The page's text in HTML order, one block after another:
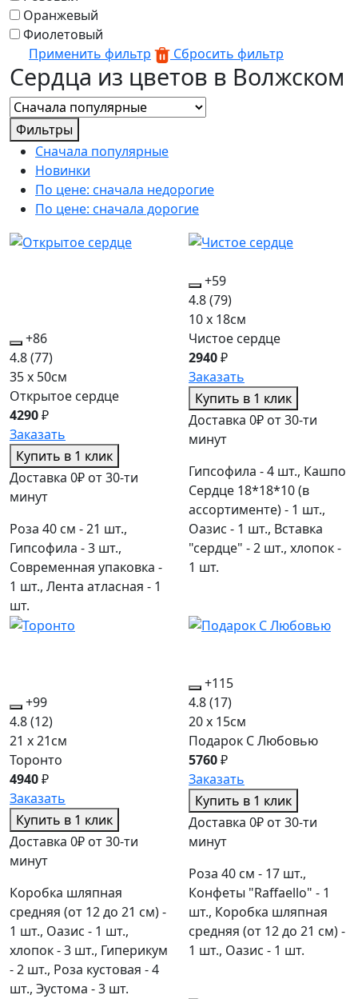
Оранжевый
Фиолетовый
Применить фильтр
Сбросить фильтр
Сердца из цветов в Волжском
Фильтры
Сначала популярные
Новинки
По цене: сначала недорогие
По цене: сначала дорогие
+86
4.8(77)
35 x 50см
Открытое сердце
4290₽
Заказать
Купить в 1 клик
Доставка 0₽ от 30-ти
минут
Роза 40 см - 21 шт.,
Гипсофила - 3 шт.,
Современная упаковка -
1 шт., Лента атласная - 1
шт.
+59
4.8(79)
10 x 18см
Чистое сердце
2940₽
Заказать
Купить в 1 клик
Доставка 0₽ от 30-ти
минут
Гипсофила - 4 шт., Кашпо
Сердце 18*18*10 (в
ассортименте) - 1 шт.,
Оазис - 1 шт., Вставка
"сердце" - 2 шт., хлопок -
1 шт.
+99
4.8(12)
21 x 21см
Торонто
4940₽
Заказать
Купить в 1 клик
Доставка 0₽ от 30-ти
минут
Коробка шляпная
средняя (от 12 до 21 см) -
1 шт., Оазис - 1 шт.,
хлопок - 3 шт., Гиперикум
- 2 шт., Роза кустовая - 4
шт., Эустома - 3 шт.
+115
4.8(17)
20 x 15см
Подарок С Любовью
5760₽
Заказать
Купить в 1 клик
Доставка 0₽ от 30-ти
минут
Роза 40 см - 17 шт.,
Конфеты "Raffaello" - 1
шт., Коробка шляпная
средняя (от 12 до 21 см) -
1 шт., Оазис - 1 шт.